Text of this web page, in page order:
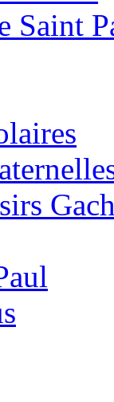
Saint